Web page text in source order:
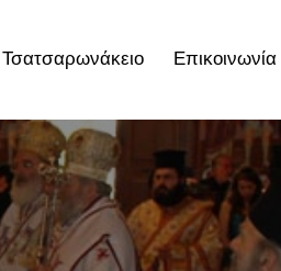
Τσατσαρωνάκειο Επικοινωνία
Επικοινωνία